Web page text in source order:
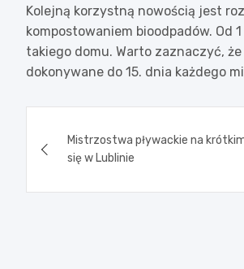
Kolejną korzystną nowością jest
kompostowaniem bioodpadów. Od
takiego domu. Warto zaznaczyć,
dokonywane do 15. dnia każdego
wpisuMistrzostwa pływackie na
się w Lublinie